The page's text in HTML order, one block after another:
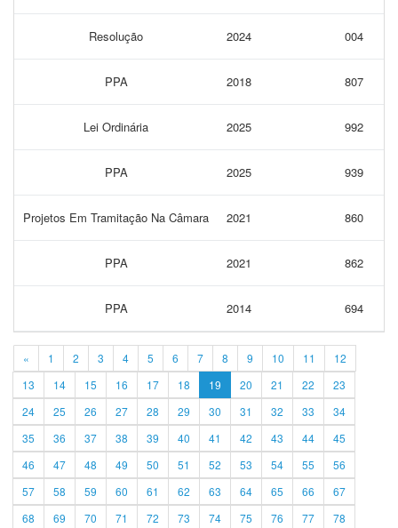
Resolução 2024 004
PPA 2018 807
Lei Ordinária 2025 992
PPA 2025 939
Projetos Em Tramitação Na Câmara 2021 860
PPA 2021 862
PPA 2014 694
« 1 2 3 4 5 6 7 8 9 10 11
12
13
14 15 16 17 18 19 20 21 22
23
24
25 26 27 28 29 30 31 32 33
34
35
36 37 38 39 40 41 42 43 44
45
46
47 48 49 50 51 52 53 54 55
56
57
58 59 60 61 62 63 64 65 66
67
68
69 70 71 72 73 74 75 76 77 78